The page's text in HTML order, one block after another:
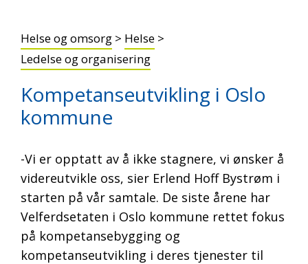
Helse og omsorg > Helse >
Ledelse og organisering
Kompetanseutvikling i Oslo
kommune
-Vi er opptatt av å ikke stagnere, vi ønsker å
videreutvikle oss, sier Erlend Hoff Bystrøm i
starten på vår samtale. De siste årene har
Velferdsetaten i Oslo kommune rettet fokus
på kompetansebygging og
kompetanseutvikling i deres tjenester til